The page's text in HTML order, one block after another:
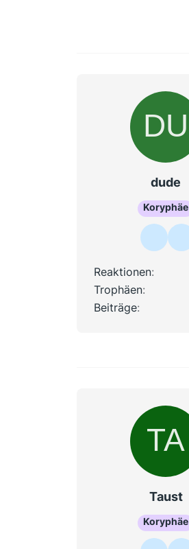
dude
Koryphäe
Reaktionen
Trophäen
Beiträge
Taust
Koryphäe